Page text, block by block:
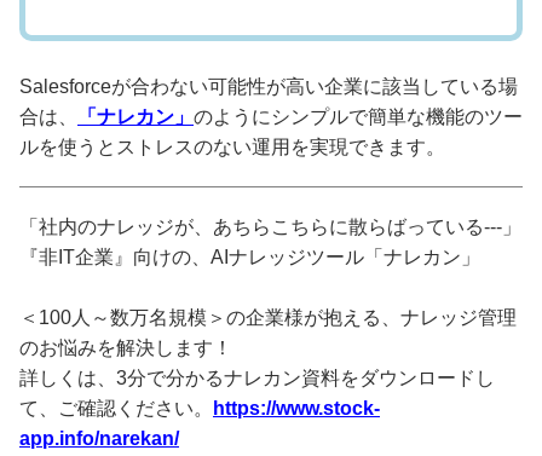
Salesforceが合わない可能性が高い企業に該当している場
合は、
「ナレカン」 のようにシンプルで簡単な機能のツー
ルを使うとストレスのない運用を実現できます。
「社内のナレッジが、あちらこちらに散らばっている---」
『非IT企業』向けの、AIナレッジツール「ナレカン」
＜100人～数万名規模＞の企業様が抱える、ナレッジ管理
のお悩みを解決します！
詳しくは、3分で分かるナレカン資料をダウンロードし
て、ご確認ください。
https://www.stock-
app.info/narekan/